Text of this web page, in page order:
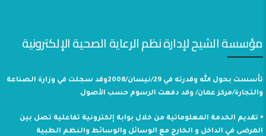
مؤسسة الشيح لإدارة نظم الرعاية الصحية الإلكترونية
تأسست بحول الله وقدرته في 29/نيسان/2008وقد سجلت في وزارة الصناعة
والتجارة/مركز عمان/ وقد دفعت الرسوم حسب الأصول
⦁ تقديم الخدمة المعلوماتية من خلال بوابة إلكترونية تفاعلية تصل بين
المرضى في الداخل و الخارج مع الوسائل والوسائط والنظم الطبية